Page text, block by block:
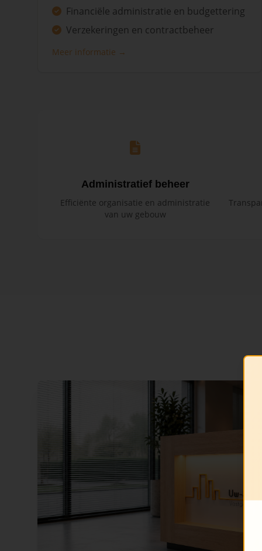
Financiële administratie en budgettering
Verzekeringen en contractbeheer
Meer informatie →
Administratief beheer
Efficiënte organisatie en administratie
van uw gebouw